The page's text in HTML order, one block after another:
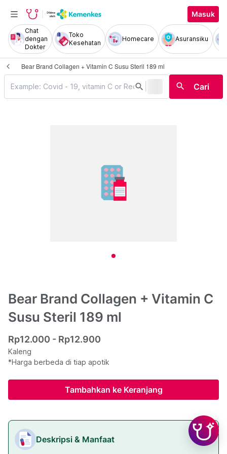
Masuk
Chat
dengan
Dokter
Toko
Kesehatan
Homecare Asuransiku
Bear Brand Collagen + Vitamin C Susu Steril 189 ml
search search Cari
Bear Brand Collagen + Vitamin C
Susu Steril 189 ml
Rp12.000 - Rp12.900
Kaleng
*Harga berbeda di tiap apotik
Tambahkan ke Keranjang
Deskripsi & Manfaat